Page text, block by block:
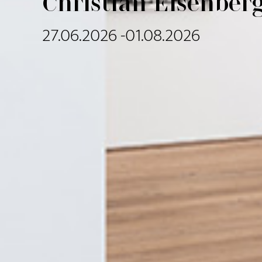
27.06.2026 -01.08.2026